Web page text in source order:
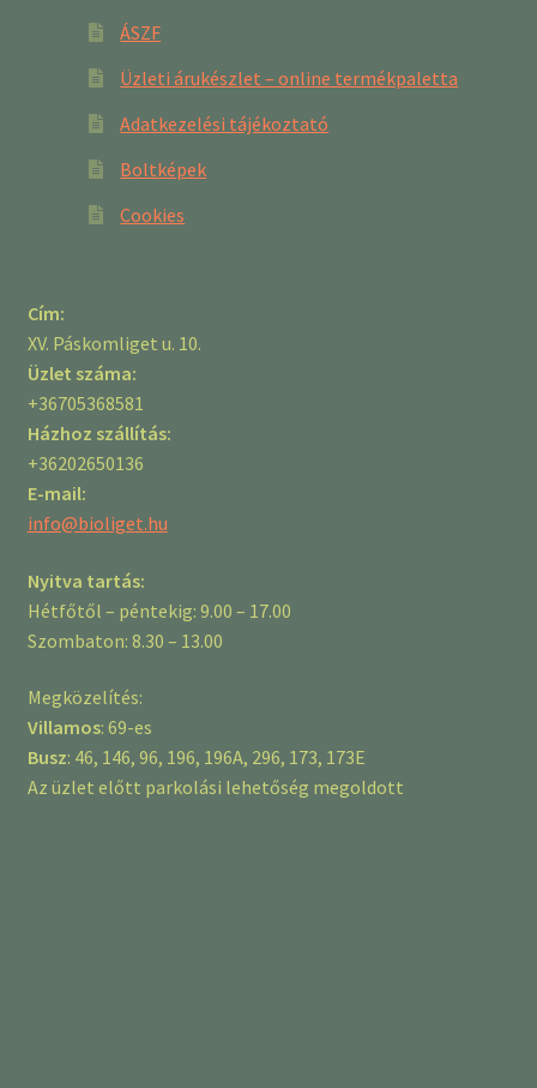
ÁSZF
Üzleti árukészlet – online termékpaletta
Adatkezelési tájékoztató
Boltképek
Cookies
Cím:
XV. Páskomliget u. 10.
Üzlet száma:
+36705368581
Házhoz szállítás:
+36202650136
E-mail:
info@bioliget.hu
Nyitva tartás:
Hétfőtől – péntekig: 9.00 – 17.00
Szombaton: 8.30 – 13.00
Megközelítés:
Villamos: 69-es
Busz: 46, 146, 96, 196, 196A, 296, 173, 173E
Az üzlet előtt parkolási lehetőség megoldott